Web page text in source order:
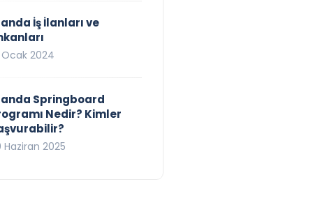
BAFTA’yı
Şubat 18, 2024
İş İlanları ve
Ocak 2024
Springboard
Nedir? Kimler
Haziran 2025